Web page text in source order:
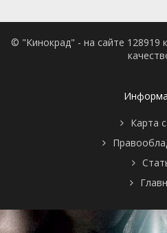
© "Кинокрад" - на сайте 128919
Карта